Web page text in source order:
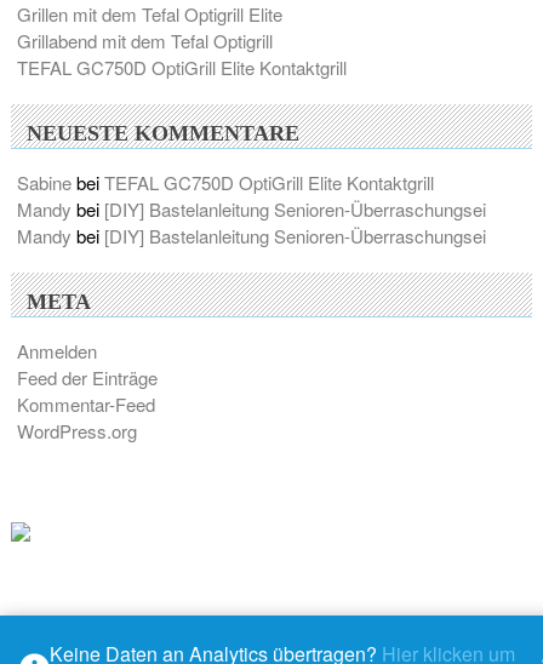
Grillen mit dem Tefal Optigrill Elite
Grillabend mit dem Tefal Optigrill
TEFAL GC750D OptiGrill Elite Kontaktgrill
NEUESTE KOMMENTARE
SabinebeiTEFAL GC750D OptiGrill Elite Kontaktgrill
Mandy bei [DIY] Bastelanleitung Senioren-Überraschungsei
Mandy bei [DIY] Bastelanleitung Senioren-Überraschungsei
META
Anmelden
Feed der Einträge
Kommentar-Feed
WordPress.org
Keine Daten an Analytics übertragen? Hier klicken um